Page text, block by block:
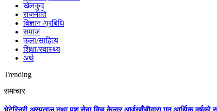
खेलकुद
राजनीति
बिज्ञान /प्रबिधि
समाज
कला/साहित्य
शिक्षा/स्वास्थ्य
अर्थ
Trending
समाचार